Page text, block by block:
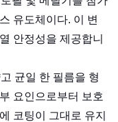
유도체이다. 이 변
안정성을 제공합니
균일 한 필름을 형
요인으로부터 보호
코팅이 그대로 유지